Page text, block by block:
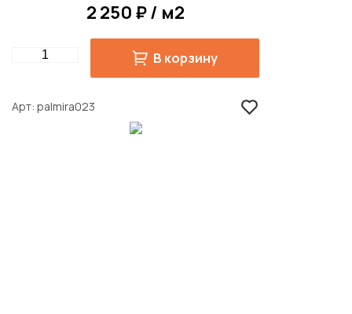
2 250 ₽ / м2
Quantity В корзину
Арт palmira023